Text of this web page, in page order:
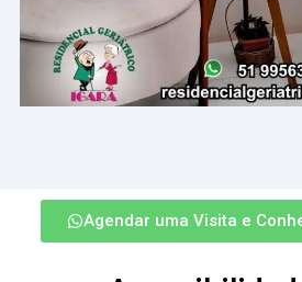
Agendar uma Visita e